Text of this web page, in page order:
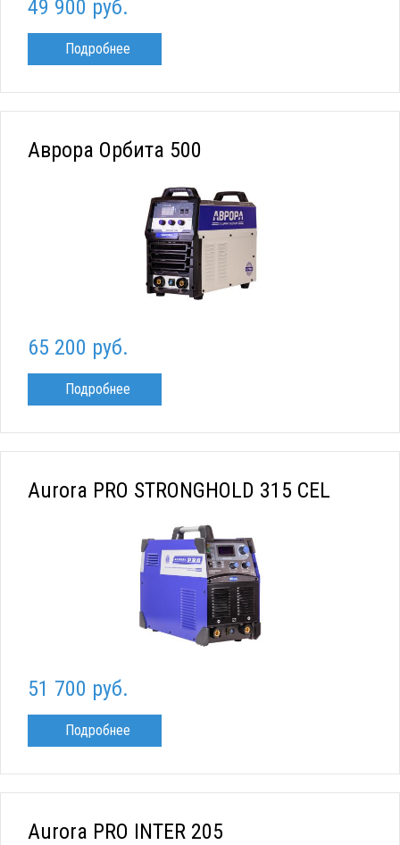
49 900 руб.
Подробнее
Аврора Орбита 500
65 200 руб.
Подробнее
Aurora PRO STRONGHOLD 315 CEL
51 700 руб.
Подробнее
Aurora PRO INTER 205